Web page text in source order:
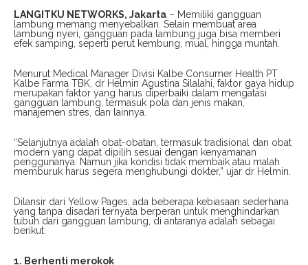
LANGITKU NETWORKS, Jakarta – Memiliki gangguan
lambung memang menyebalkan. Selain membuat area
lambung nyeri, gangguan pada lambung juga bisa memberi
efek samping, seperti perut kembung, mual, hingga muntah.
Menurut Medical Manager Divisi Kalbe Consumer Health PT
Kalbe Farma TBK, dr Helmin Agustina Silalahi, faktor gaya hidup
merupakan faktor yang harus diperbaiki dalam mengatasi
gangguan lambung, termasuk pola dan jenis makan,
manajemen stres, dan lainnya.
“Selanjutnya adalah obat-obatan, termasuk tradisional dan obat
modern yang dapat dipilih sesuai dengan kenyamanan
penggunanya. Namun jika kondisi tidak membaik atau malah
memburuk harus segera menghubungi dokter,” ujar dr Helmin.
Dilansir dari Yellow Pages, ada beberapa kebiasaan sederhana
yang tanpa disadari ternyata berperan untuk menghindarkan
tubuh dari gangguan lambung, di antaranya adalah sebagai
berikut:
1. Berhenti merokok